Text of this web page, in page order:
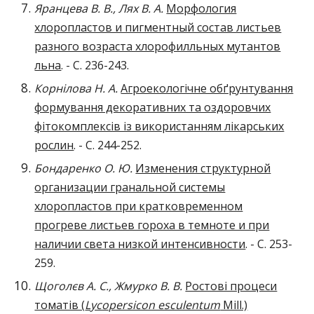
Яранцева В. В., Лях В. А. Морфология
хлоропластов и пигментный состав листьев
разного возраста хлорофилльных мутантов
льна. - C. 236-243.
Корнілова Н. А. Агроекологічне обґрунтування
формування декоративних та оздоровчих
фітокомплексів із використанням лікарських
рослин. - C. 244-252.
Бондаренко О. Ю. Изменения структурной
организации гранальной системы
хлоропластов при кратковременном
прогреве листьев гороха в темноте и при
наличии света низкой интенсивности. - C. 253-
259.
Щоголєв А. С., Жмурко В. В. Ростові процеси
томатів (Lycopersicon esculentum Mill.)